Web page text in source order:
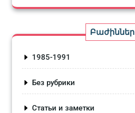
Բաժիններ
1985-1991
Без рубрики
Статьи и заметки